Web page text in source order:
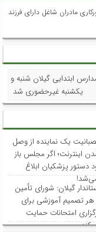
مادران شاغل دارای فرزند
ابتدایی گیلان شنبه و
یکشنبه غیرحضوری شد
یک نماینده از وصل
اینترنت؛ اگر مجلس باز
دستور پزشکیان ابلاغ
گیلان: شورای تأمین
هر تصمیم آموزشی برای
امتحانات حمایت